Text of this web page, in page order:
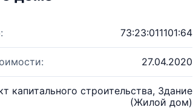
73:23:011101:64
27.04.2020
капитального строительства, Здание
(Жилой дом)